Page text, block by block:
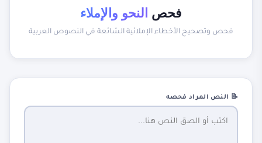
فحص النحو والإملاء
فحص وتصحيح الأخطاء الإملائية الشائعة في النصوص العربية
📝 النص المراد فحصه